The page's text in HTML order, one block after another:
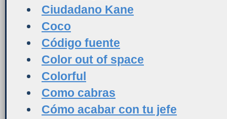
Ciudadano Kane
Coco
Código fuente
Color out of space
Colorful
Como cabras
Cómo acabar con tu jefe